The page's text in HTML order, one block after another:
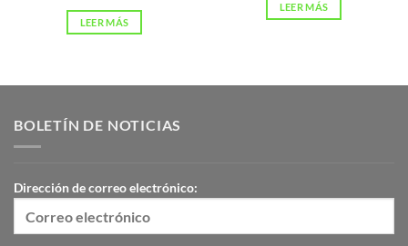
LEER MÁS
LEER MÁS
BOLETÍN DE NOTICIAS
Dirección de correo electrónico: